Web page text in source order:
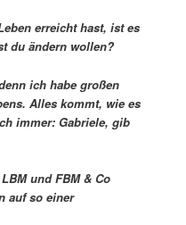
erreicht hast, ist es
du ändern wollen?
ich habe großen
Alles kommt, wie es
immer: Gabriele, gib
und FBM & Co
auf so einer